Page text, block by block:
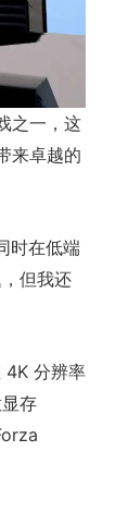
之一，这
来卓越的
时在低端
但我还
4K 分辨率
存
不偿命